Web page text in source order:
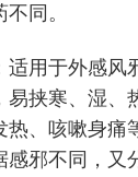
同。
适用于外感风
易挟寒、湿、
热、咳嗽身痛
感邪不同，又